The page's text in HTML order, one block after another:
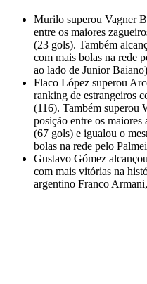
Murilo superou Vagner
entre os maiores
(23 gols). Também
com mais bolas na rede
ao lado de Junior
Flaco López superou
ranking de estrangeiros
(116). Também superou
posição entre os
(67 gols) e igualou o
bolas na rede pelo
Gustavo Gómez
com mais vitórias na
argentino Franco